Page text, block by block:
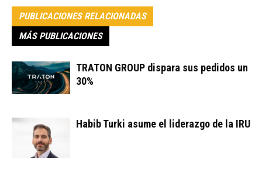
PUBLICACIONES RELACIONADAS
MÁS PUBLICACIONES
TRATON GROUP dispara sus pedidos un
30%
Habib Turki asume el liderazgo de la IRU